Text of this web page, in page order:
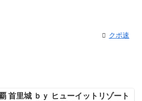
クポ速
首里城 ｂｙ ヒューイットリゾート